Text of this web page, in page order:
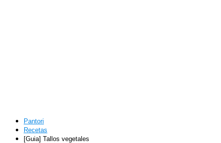
Pantori
Recetas
[Guia] Tallos vegetales